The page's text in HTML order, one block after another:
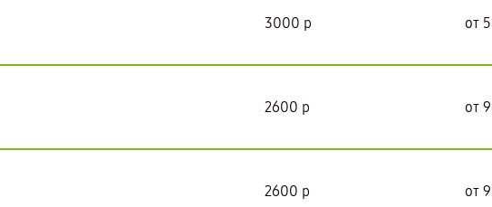
3000 р от
2600 р от
2600 р от